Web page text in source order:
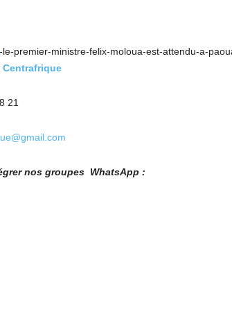
-le-premier-ministre-felix-moloua-est-attendu-a-
Centrafrique
21
nos groupes WhatsApp :